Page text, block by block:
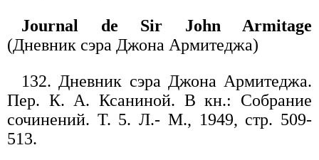
Journal de Sir John Armitage
(Дневник сэра Джона Армитеджа)
132. Дневник сэра Джона Армитеджа.
Пер. К. А. Ксаниной. В кн.: Собрание
сочинений. Т. 5. Л.- М., 1949, стр. 509-
513.